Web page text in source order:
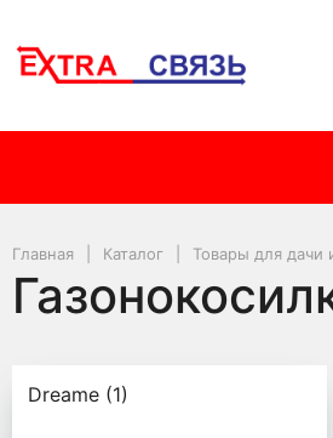
Главная Каталог Товары для дачи
Газонокосилки
Dreame (1)